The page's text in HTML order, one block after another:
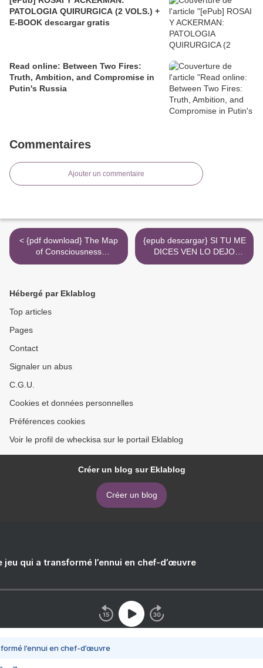
PATOLOGIA QUIRURGICA (2 VOLS.) +
E-BOOK descargar gratis
Read online: Between Two Fires:
Truth, Ambition, and Compromise in
Putin's Russia
Commentaires
Ajouter un commentaire
< {pdf download} The Map
of Consciousness
Explained: A Proven Energy
{epub descargar} SI TU ME
DICES VEN LO DEJO
TODO PERO DIME VEN >
Hébergé par Eklablog
Top articles
Pages
Contact
Signaler un abus
C.G.U.
Cookies et données personnelles
Préférences cookies
Voir le profil de wheckisa sur le portail Eklablog
Créer un blog sur Eklablog
Créer un blog
jeu qui a transformé l’ennui en chef-d’œuvre
l’ennui en chef-d’œuvre